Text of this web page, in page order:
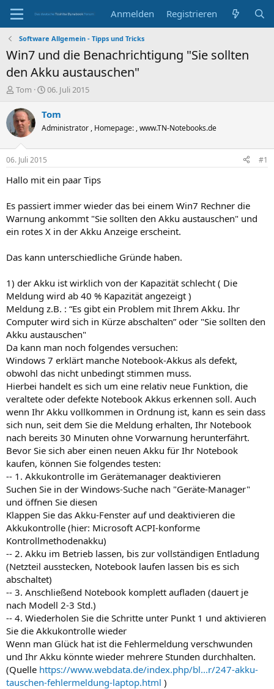
Anmelden Registrieren
Software Allgemein - Tipps und Tricks
Win7 und die Benachrichtigung "Sie sollten
den Akku austauschen"
E
s
t
e
e
r
Tom
E
s
e
t
a
06. Juli 2015
Tom
Administrator , Homepage: , www.TN-Notebooks.de
06. Juli 2015 #1
Hallo mit ein paar Tips
Es passiert immer wieder das bei einem Win7 Rechner die
Warnung ankommt "Sie sollten den Akku austauschen" und
ein rotes X in der Akku Anzeige erscheint.
Das kann unterschiedliche Gründe haben.
1) der Akku ist wirklich von der Kapazität schlecht ( Die
Meldung wird ab 40 % Kapazität angezeigt )
Meldung z.B. : “Es gibt ein Problem mit Ihrem Akku. Ihr
Computer wird sich in Kürze abschalten” oder "Sie sollten den
Akku austauschen"
Da kann man noch folgendes versuchen:
Windows 7 erklärt manche Notebook-Akkus als defekt,
obwohl das nicht unbedingt stimmen muss.
Hierbei handelt es sich um eine relativ neue Funktion, die
veraltete oder defekte Notebook Akkus erkennen soll. Auch
wenn Ihr Akku vollkommen in Ordnung ist, kann es sein dass
sich nun, seit dem Sie die Meldung erhalten, Ihr Notebook
nach bereits 30 Minuten ohne Vorwarnung herunterfährt.
Bevor Sie sich aber einen neuen Akku für Ihr Notebook
kaufen, können Sie folgendes testen:
-- 1. Akkukontrolle im Gerätemanager deaktivieren
Suchen Sie in der Windows-Suche nach "Geräte-Manager"
und öffnen Sie diesen
Klappen Sie das Akku-Fenster auf und deaktivieren die
Akkukontrolle (hier: Microsoft ACPI-konforme
Kontrollmethodenakku)
-- 2. Akku im Betrieb lassen, bis zur vollständigen Entladung
(Netzteil ausstecken, Notebook laufen lassen bis es sich
abschaltet)
-- 3. Anschließend Notebook komplett aufladen (dauert je
nach Modell 2-3 Std.)
-- 4. Wiederholen Sie die Schritte unter Punkt 1 und aktivieren
Sie die Akkukontrolle wieder
Wenn man Glück hat ist die Fehlermeldung verschwunden
und Ihr Akku könnte wieder mehrere Stunden durchhalten.
(Quelle https://www.webdata.de/index.php/bl...r/247-akku-
tauschen-fehlermeldung-laptop.html )